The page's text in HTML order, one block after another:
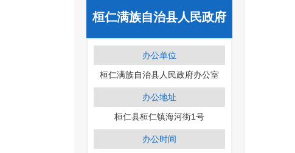
桓仁满族自治县人民政府
办公单位
桓仁满族自治县人民政府办公室
办公地址
桓仁县桓仁镇海河街1号
办公时间